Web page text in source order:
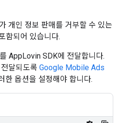
개인 정보 판매를 거부할 수 있는
함되어 있습니다.
AppLovin SDK에 전달합니다.
달되도록 Google Mobile Ads
한 옵션을 설정해야 합니다.